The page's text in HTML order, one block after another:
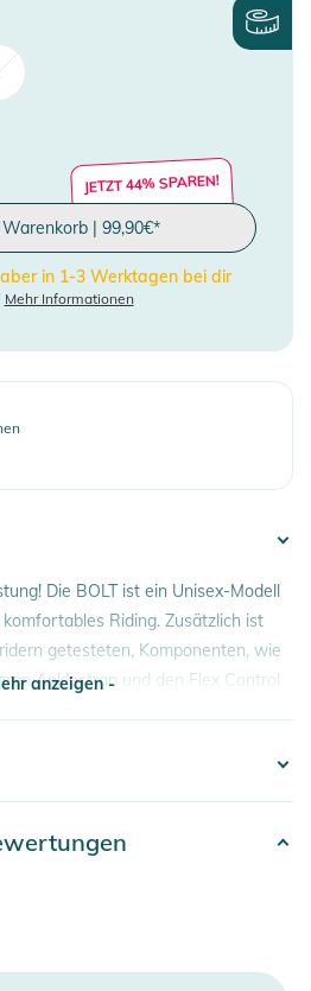
JETZT 44% SPAREN!
| 99,90€*
in 1-3 Werktagen bei dir
Mehr Informationen
Die BOLT ist ein Unisex-Modell
Riding. Zusätzlich ist
getesteten, Komponenten, wie
Anklestrap und den Flex Control
den Geldbeutel! Bring deinen
AXIS DISK (4X4, 2X4,
anzeigen -